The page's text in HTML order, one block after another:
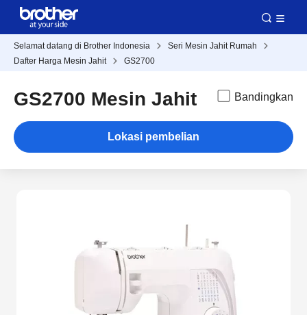
Selamat datang di Brother Indonesia
Seri Mesin Jahit Rumah
Dafter Harga Mesin Jahit
GS2700
GS2700 Mesin Jahit Bandingkan
Lokasi pembelian